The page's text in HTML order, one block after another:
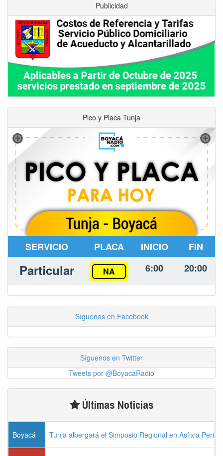
Publicidad
Pico y Placa Tunja
SERVICIO PLACA INICIO FIN
Particular NA 6:00 20:00
Síguenos en Facebook
Síguenos en Twitter
Tweets por @BoyacaRadio
Últimas Noticias
Boyacá Tunja albergará el Simposio Regional en Asfixia